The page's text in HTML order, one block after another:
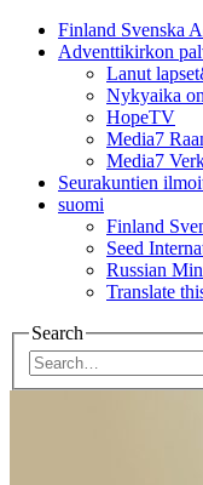
Finland Svenska
Adventtikirkon
Lanut
Nykyaika
HopeTV
Media7
Media7
Seurakuntien
suomi
Finland
Seed
Russian
Translate
Search